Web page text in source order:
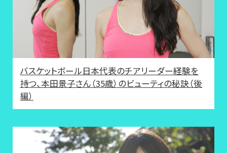
バスケットボール日本代表のチアリーダー経験を
持つ、本田景子さん（35歳）のビューティの秘訣（後
編）